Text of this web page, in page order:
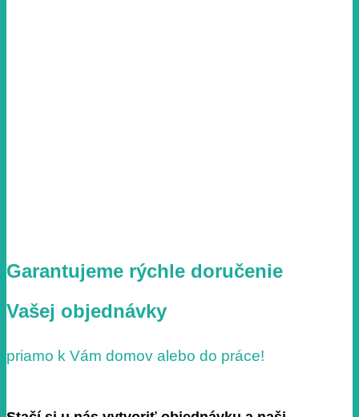
Garantujeme rýchle doručenie
Vašej objednávky
priamo k Vám domov alebo do práce!